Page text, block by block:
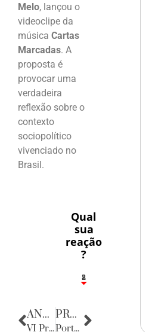
Melo, lançou o
videoclipe da
música Cartas
Marcadas. A
proposta é
provocar uma
verdadeira
reflexão sobre o
contexto
sociopolítico
vivenciado no
Brasil.
Qual
sua
reação
?
1
2
8
ANTERIOR
VI Premio EDP nas Artes
PRÓXIMA
Porta Retratos